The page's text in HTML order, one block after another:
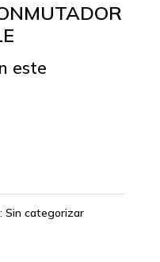
este
Sin categorizar